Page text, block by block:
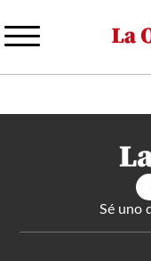
Sé uno